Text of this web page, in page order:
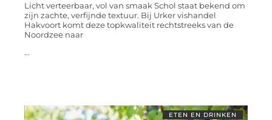
Licht verteerbaar, vol van smaak Schol staat bekend om
zijn zachte, verfijnde textuur. Bij Urker vishandel
Hakvoort komt deze topkwaliteit rechtstreeks van de
Noordzee naar
...
ETEN EN DRINKEN